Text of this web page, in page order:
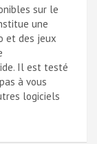
sur le
une
et des jeux
Il est testé
à vous
logiciels